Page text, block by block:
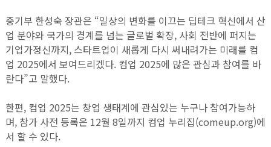
중기부 한성숙 장관은 “일상의 변화를 이끄는 딥테크 혁신에서 산
업 분야와 국가의 경계를 넘는 글로벌 확장, 사회 전반에 퍼지는
기업가정신까지, 스타트업이 새롭게 다시 써내려가는 미래를 컴
업 2025에서 보여드리겠다. 컴업 2025에 많은 관심과 참여를 바
란다”고 말했다.
한편, 컴업 2025는 창업 생태계에 관심있는 누구나 참여가능하
며, 참가 사전 등록은 12월 8일까지 컴업 누리집(comeup.org)에
서 할 수 있다.